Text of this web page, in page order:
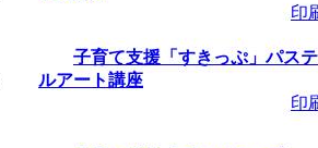
印
子育て支援「すきっぷ」パステ
ルアート講座
印